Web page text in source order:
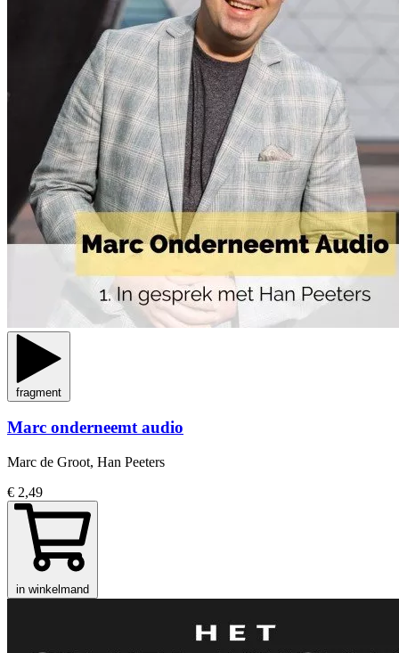
fragment
Marc onderneemt audio
Marc de Groot, Han Peeters
€ 2,49
in winkelmand